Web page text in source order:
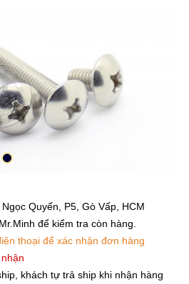
Quyến, P5, Gò Vấp, HCM
để kiểm tra còn hàng.
thoại để xác nhận đơn hàng
khách tự trả ship khi nhận hàng